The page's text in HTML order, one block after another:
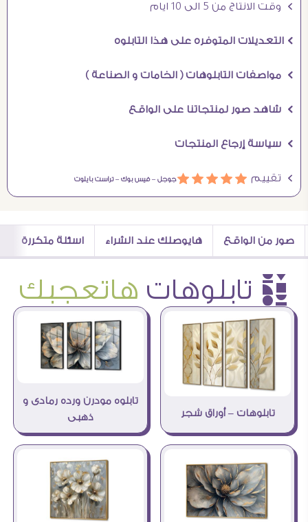
Ö وقت الانتاج من 5 الى 10 ايام
Ö التعديلات المتوفره على هذا التابلوه
Ö مواصفات التابلوهات ( الخامات و الصناعة )
Ö شاهد صور لمنتجاتنا على الواقع
Ö سياسة إرجاع المنتجات
Ö تقييم áááááجوجل –فيس بوك –تراست بايلوت
صور من الواقع هايوصلك عند الشراء اسئلة متكررة
è تابلوهات هاتعجبك
تابلوهات – أوراق شجر
تابلوه مودرن ورده رمادى و
ذهبى